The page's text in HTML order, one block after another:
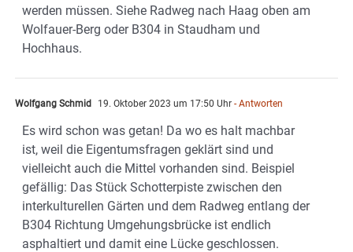
werden müssen. Siehe Radweg nach Haag oben am
Wolfauer-Berg oder B304 in Staudham und
Hochhaus.
Wolfgang Schmid 19. Oktober 2023 um 17:50 Uhr - Antworten
Es wird schon was getan! Da wo es halt machbar
ist, weil die Eigentumsfragen geklärt sind und
vielleicht auch die Mittel vorhanden sind. Beispiel
gefällig: Das Stück Schotterpiste zwischen den
interkulturellen Gärten und dem Radweg entlang der
B304 Richtung Umgehungsbrücke ist endlich
asphaltiert und damit eine Lücke geschlossen.